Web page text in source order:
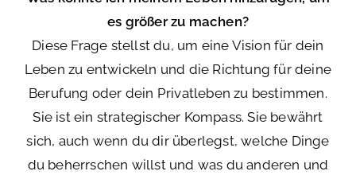
es größer zu machen?
Diese Frage stellst du, um eine Vision für dein
Leben zu entwickeln und die Richtung für deine
Berufung oder dein Privatleben zu bestimmen.
Sie ist ein strategischer Kompass. Sie bewährt
sich, auch wenn du dir überlegst, welche Dinge
du beherrschen willst und was du anderen und